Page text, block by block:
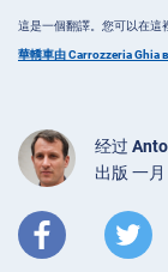
這是一個翻譯。您可以在這
華轎車由 Carrozzeria Ghia
经过
出版 一